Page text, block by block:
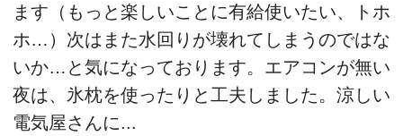
ます（もっと楽しいことに有給使いたい、トホ
ホ…）次はまた水回りが壊れてしまうのではな
いか…と気になっております。エアコンが無い
夜は、氷枕を使ったりと工夫しました。涼しい
電気屋さんに...